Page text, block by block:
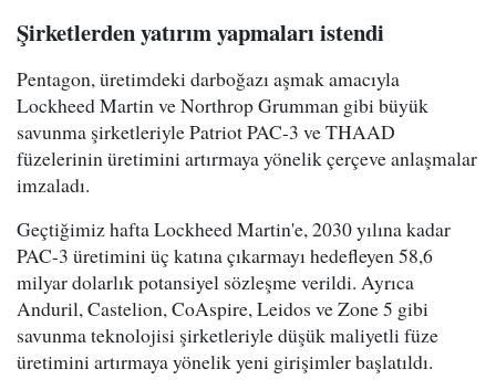
Şirketlerden yatırım yapmaları istendi
Pentagon, üretimdeki darboğazı aşmak amacıyla
Lockheed Martin ve Northrop Grumman gibi büyük
savunma şirketleriyle Patriot PAC-3 ve THAAD
füzelerinin üretimini artırmaya yönelik çerçeve anlaşmalar
imzaladı.
Geçtiğimiz hafta Lockheed Martin'e, 2030 yılına kadar
PAC-3 üretimini üç katına çıkarmayı hedefleyen 58,6
milyar dolarlık potansiyel sözleşme verildi. Ayrıca
Anduril, Castelion, CoAspire, Leidos ve Zone 5 gibi
savunma teknolojisi şirketleriyle düşük maliyetli füze
üretimini artırmaya yönelik yeni girişimler başlatıldı.